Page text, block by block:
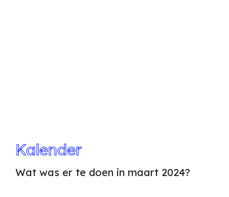
Kalender
Wat was er te doen in maart 2024?